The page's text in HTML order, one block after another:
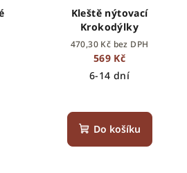
Kleště nýtovací
Krokodýlky
470,30 Kč bez DPH
569 Kč
6-14 dní
Do košíku